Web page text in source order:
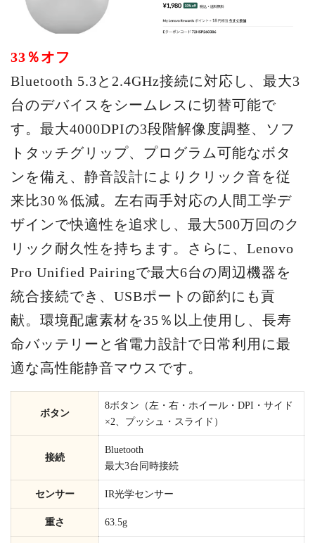
33％オフ
Bluetooth 5.3と2.4GHz接続に対応し、最大3
台のデバイスをシームレスに切替可能で
す。最大4000DPIの3段階解像度調整、ソフ
トタッチグリップ、プログラム可能なボタ
ンを備え、静音設計によりクリック音を従
来比30％低減。左右両手対応の人間工学デ
ザインで快適性を追求し、最大500万回のク
リック耐久性を持ちます。さらに、Lenovo
Pro Unified Pairingで最大6台の周辺機器を
統合接続でき、USBポートの節約にも貢
献。環境配慮素材を35％以上使用し、長寿
命バッテリーと省電力設計で日常利用に最
適な高性能静音マウスです。
ボタン
8ボタン（左・右・ホイール・DPI・サイド
×2、プッシュ・スライド）
接続
Bluetooth
最大3台同時接続
センサー IR光学センサー
重さ 63.5g